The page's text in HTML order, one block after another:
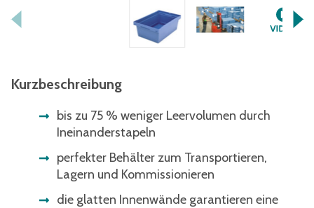
Kurzbeschreibung
bis zu 75 % weniger Leervolumen durch
Ineinanderstapeln
perfekter Behälter zum Transportieren,
Lagern und Kommissionieren
die glatten Innenwände garantieren eine